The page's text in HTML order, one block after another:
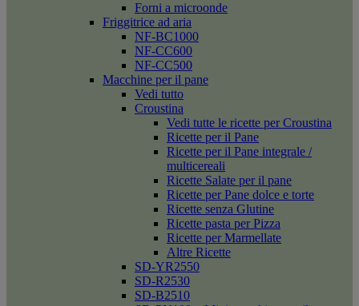
Forni a microonde
Friggitrice ad aria
NF-BC1000
NF-CC600
NF-CC500
Macchine per il pane
Vedi tutto
Croustina
Vedi tutte le ricette per Croustina
Ricette per il Pane
Ricette per il Pane integrale /
multicereali
Ricette Salate per il pane
Ricette per Pane dolce e torte
Ricette senza Glutine
Ricette pasta per Pizza
Ricette per Marmellate
Altre Ricette
SD-YR2550
SD-R2530
SD-B2510